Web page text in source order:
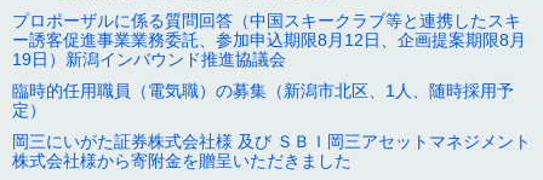
プロポーザルに係る質問回答（中国スキークラブ等と連携したスキ
ー誘客促進事業業務委託、参加申込期限8月12日、企画提案期限8月
19日）新潟インバウンド推進協議会
臨時的任用職員（電気職）の募集（新潟市北区、1人、随時採用予
定）
岡三にいがた証券株式会社様 及び ＳＢＩ岡三アセットマネジメント
株式会社様から寄附金を贈呈いただきました